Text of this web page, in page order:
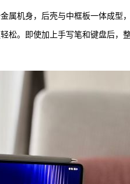
属机身，后壳与中框板一体成型
松。即使加上手写笔和键盘后，